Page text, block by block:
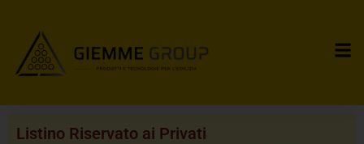
Listino Riservato ai Privati